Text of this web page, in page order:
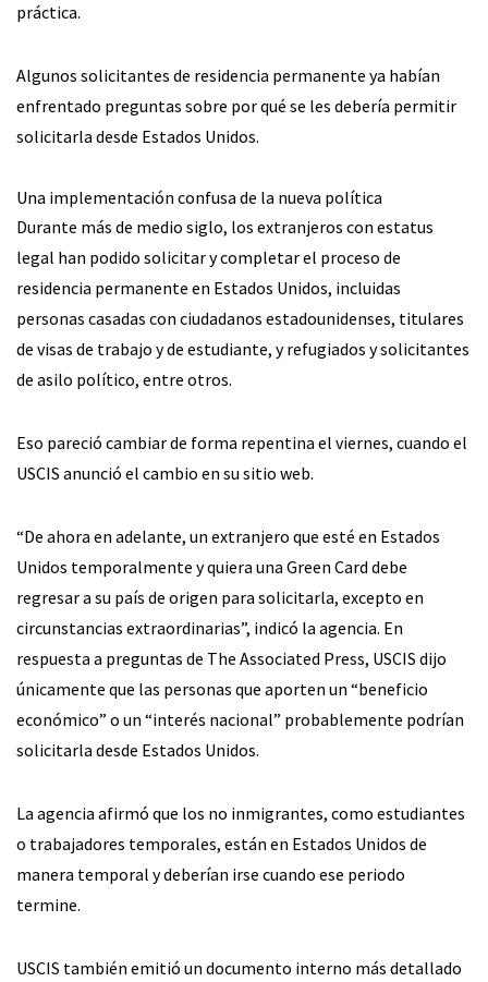
práctica.
Algunos solicitantes de residencia permanente ya habían
enfrentado preguntas sobre por qué se les debería permitir
solicitarla desde Estados Unidos.
Una implementación confusa de la nueva política
Durante más de medio siglo, los extranjeros con estatus
legal han podido solicitar y completar el proceso de
residencia permanente en Estados Unidos, incluidas
personas casadas con ciudadanos estadounidenses, titulares
de visas de trabajo y de estudiante, y refugiados y solicitantes
de asilo político, entre otros.
Eso pareció cambiar de forma repentina el viernes, cuando el
USCIS anunció el cambio en su sitio web.
“De ahora en adelante, un extranjero que esté en Estados
Unidos temporalmente y quiera una Green Card debe
regresar a su país de origen para solicitarla, excepto en
circunstancias extraordinarias”, indicó la agencia. En
respuesta a preguntas de The Associated Press, USCIS dijo
únicamente que las personas que aporten un “beneficio
económico” o un “interés nacional” probablemente podrían
solicitarla desde Estados Unidos.
La agencia afirmó que los no inmigrantes, como estudiantes
o trabajadores temporales, están en Estados Unidos de
manera temporal y deberían irse cuando ese periodo
termine.
USCIS también emitió un documento interno más detallado